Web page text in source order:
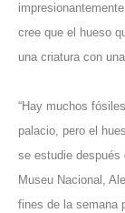
cree que el hueso
una criatura con
“Hay muchos
palacio, pero el
se estudie después
Museu Nacional,
fines de la semana